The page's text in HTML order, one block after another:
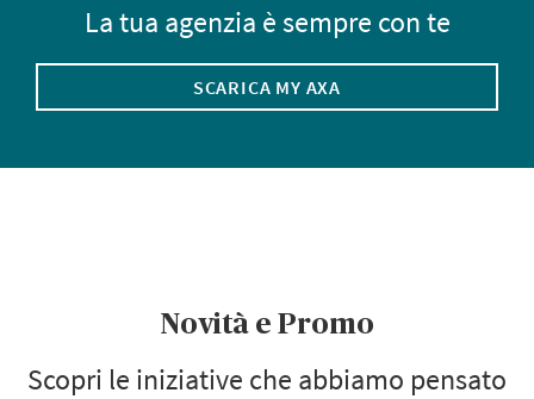
La tua agenzia è sempre con te
SCARICA MY AXA
Novità e Promo
Scopri le iniziative che abbiamo pensato